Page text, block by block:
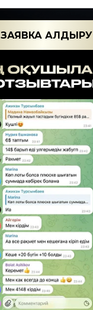
ЗАЯВКА ҚАЛДЫРУ